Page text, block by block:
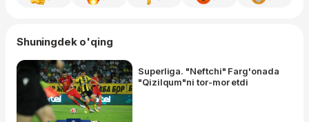
Shuningdek o'qing
Superliga. "Neftchi" Farg'onada
"Qizilqum"ni tor-mor etdi